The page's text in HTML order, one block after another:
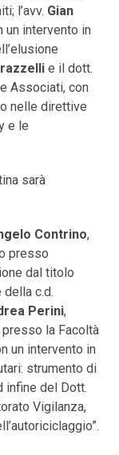
l’avv. Gian
un intervento in
e il dott.
Associati, con
nelle direttive
e le
sarà
Contrino,
presso
dal titolo
c.d.
Perini,
la Facoltà
un intervento in
strumento di
infine del Dott.
Vigilanza,